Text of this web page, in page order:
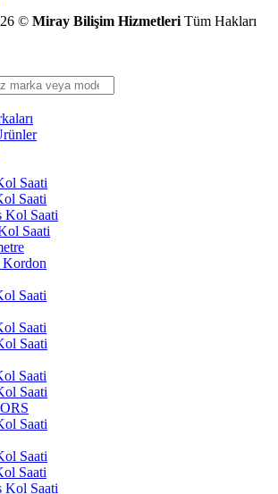
© Miray Bilişim Hizmetleri Tüm Hakları
Saati
Saati
Kol Saati
Saati
Saati
Saati
Saati
Saati
Saati
Saati
Saati
Saati
Kol Saati